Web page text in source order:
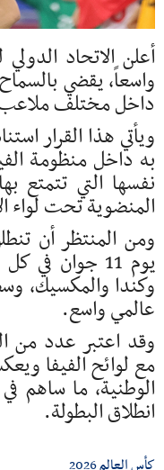
أعلن الاتحاد
واسعاً، يقضي
داخل مختلف ملاعب
ويأتي هذا القرار
به داخل منظومة
نفسها التي تتمتع
المنضوية تحت لواء
يوم 11 جوان
وكندا والمكسيك،
عالمي واسع.
وقد اعتبر عدد من
مع لوائح الفيفا
الوطنية، ما ساهم
انطلاق البطولة.
كأس العالم 2026